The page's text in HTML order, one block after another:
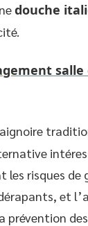
douche
salle
risques de
et